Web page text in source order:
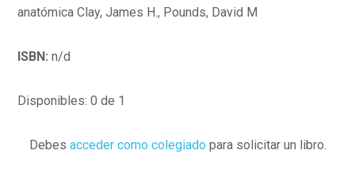
anatómica Clay, James H., Pounds, David M
ISBN: n/d
Disponibles: 0 de 1
Debes acceder como colegiado para solicitar un libro.